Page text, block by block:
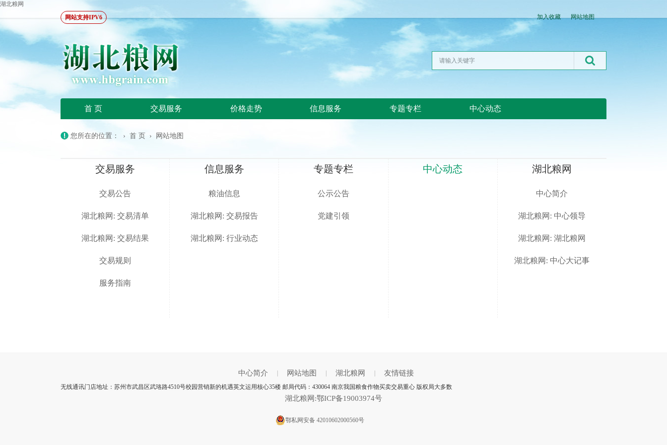
湖北粮网
网站支持IPV6
加入收藏 网站地图
首 页 交易服务 价格走势 信息服务 专题专栏 中心动态
您所在的位置： › 首 页 › 网站地图
交易服务
交易公告
湖北粮网: 交易清单
湖北粮网: 交易结果
交易规则
服务指南
信息服务
粮油信息
湖北粮网: 交易报告
湖北粮网: 行业动态
专题专栏
公示公告
党建引领
中心动态 湖北粮网
中心简介
湖北粮网: 中心领导
湖北粮网: 湖北粮网
湖北粮网: 中心大记事
中心简介 网站地图 湖北粮网 友情链接
无线通讯门店地址：苏州市武昌区武珞路4510号校园营销新的机遇英文运用核心35楼 邮局代码：430064 南京我国粮食作物买卖交易重心 版权局大多数
湖北粮网:鄂ICP备19003974号
鄂私网安备 42010602000560号